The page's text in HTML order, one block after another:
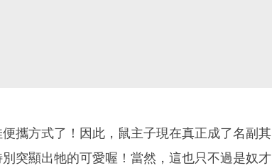
攜方式了！因此，鼠主子現在真正成了名副其
突顯出牠的可愛喔！當然，這也只不過是奴才